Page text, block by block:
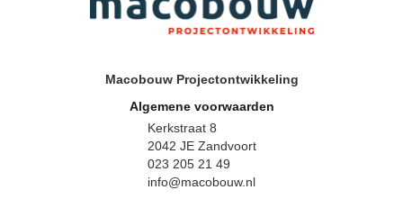
Macobouw Projectontwikkeling
Algemene voorwaarden
Kerkstraat 8
2042 JE Zandvoort
023 205 21 49
info@macobouw.nl